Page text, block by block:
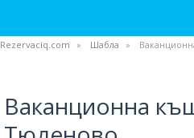
Rezervaciq.com Шабла
Ваканционна